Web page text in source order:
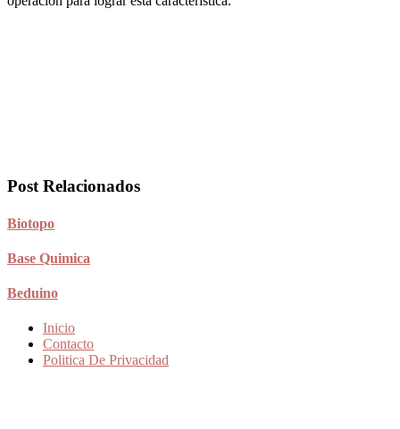
Post Relacionados
Biotopo
Base Quimica
Beduino
Inicio
Contacto
Politica De Privacidad